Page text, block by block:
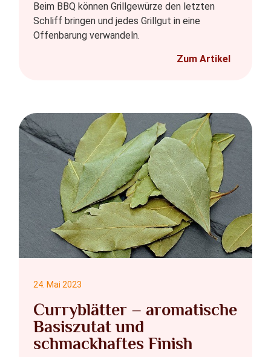
Beim BBQ können Grillgewürze den letzten
Schliff bringen und jedes Grillgut in eine
Offenbarung verwandeln.
Zum Artikel
Curryblätter – aromatische
Basiszutat und
schmackhaftes Finish
24. Mai 2023